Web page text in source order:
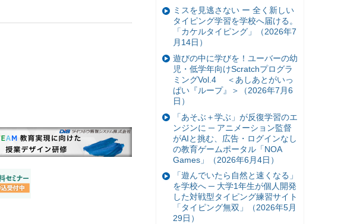
ミスを見逃さない ー 全く新しい
タイピング学習を学校へ届ける。
「カケルタイピング」（2026年7
月14日）
遊びの中に学びを！ユーバーの幼
児・低学年向けScratchプログラ
ミングVol.4 ＜あしあとがいっ
ぱい『ループ』＞（2026年7月6
日）
「あそぶ＋学ぶ」が反復学習のエ
ンジンに ─ アニメーション監督
がAIと挑む、広告・ログインなし
の教育ゲームポータル「NOA
Games」（2026年6月4日）
「遊んでいたら自然と速くなる」
を学校へ ─ 大学1年生が個人開発
した対戦型タイピング練習サイト
「タイピング無双」（2026年5月
29日）